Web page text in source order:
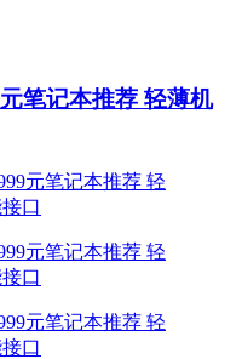
笔记本推荐 轻薄机